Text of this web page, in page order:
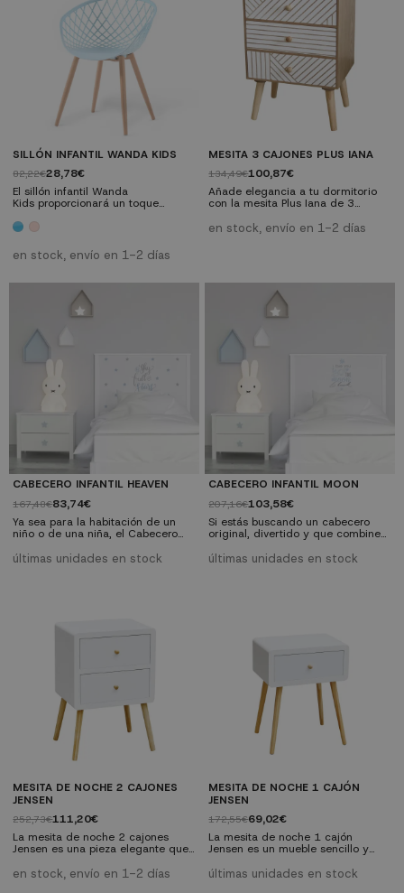
SILLÓN INFANTIL WANDA KIDS
82,22€28,78€
El sillón infantil Wanda
Kids proporcionará un toque
hogar, su ligero diseño recuerda a
1970. Este fantástico sillón para
niños y niñas esta fabricado en
con una estructura de metal
imitando la madera de haya
natural. Está disponible en tres
colores, blanco,...
en stock, envío en 1-2 días
MESITA 3 CAJONES PLUS IANA
134,49€100,87€
Añade elegancia a tu dormitorio
con la mesita Plus Iana de 3
funcionalidad práctica la
convierten en el complemento
en stock, envío en 1-2 días
CABECERO INFANTIL HEAVEN
167,48€83,74€
Ya sea para la habitación de un
niño o de una niña, el Cabecero
piezas que enamoran por su
últimas unidades en stock
CABECERO INFANTIL MOON
207,16€103,58€
Si estás buscando un cabecero
original, divertido y que combine
hijos, el Cabecero Moon es una de
últimas unidades en stock
MESITA DE NOCHE 2 CAJONES
JENSEN
252,73€111,20€
La mesita de noche 2 cajones
Jensen es una pieza elegante que
más acogedor gracias a la
combinación de la madera y el
en stock, envío en 1-2 días
MESITA DE NOCHE 1 CAJÓN
JENSEN
172,55€69,02€
La mesita de noche 1 cajón
Jensen es un mueble sencillo y
decoración de tu dormitorio. Se
últimas unidades en stock